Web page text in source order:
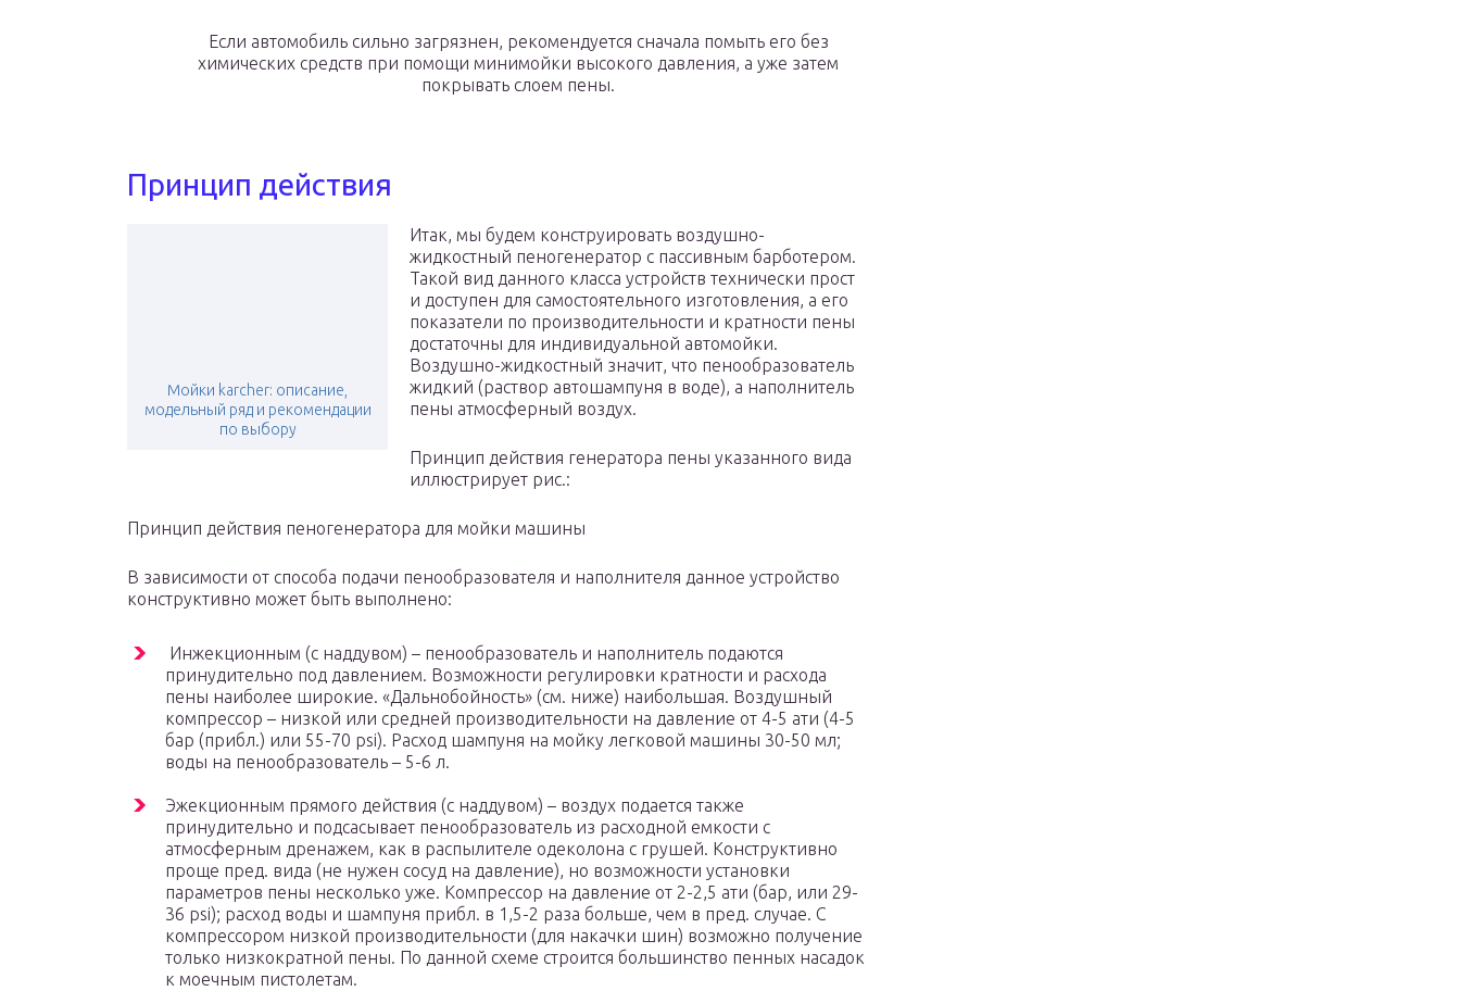
Если автомобиль сильно загрязнен, рекомендуется сначала помыть его без
химических средств при помощи минимойки высокого давления, а уже затем
покрывать слоем пены.
Принцип действия
Мойки karcher: описание,
модельный ряд и рекомендации
по выбору
Итак, мы будем конструировать воздушно-
жидкостный пеногенератор с пассивным барботером.
Такой вид данного класса устройств технически прост
и доступен для самостоятельного изготовления, а его
показатели по производительности и кратности пены
достаточны для индивидуальной автомойки.
Воздушно-жидкостный значит, что пенообразователь
жидкий (раствор автошампуня в воде), а наполнитель
пены атмосферный воздух.
Принцип действия генератора пены указанного вида
иллюстрирует рис.:
Принцип действия пеногенератора для мойки машины
В зависимости от способа подачи пенообразователя и наполнителя данное устройство
конструктивно может быть выполнено:
Инжекционным (с наддувом) – пенообразователь и наполнитель подаются
принудительно под давлением. Возможности регулировки кратности и расхода
пены наиболее широкие. «Дальнобойность» (см. ниже) наибольшая. Воздушный
компрессор – низкой или средней производительности на давление от 4-5 ати (4-5
бар (прибл.) или 55-70 psi). Расход шампуня на мойку легковой машины 30-50 мл;
воды на пенообразователь – 5-6 л.
Эжекционным прямого действия (с наддувом) – воздух подается также
принудительно и подсасывает пенообразователь из расходной емкости с
атмосферным дренажем, как в распылителе одеколона с грушей. Конструктивно
проще пред. вида (не нужен сосуд на давление), но возможности установки
параметров пены несколько уже. Компрессор на давление от 2-2,5 ати (бар, или 29-
36 psi); расход воды и шампуня прибл. в 1,5-2 раза больше, чем в пред. случае. С
компрессором низкой производительности (для накачки шин) возможно получение
только низкократной пены. По данной схеме строится большинство пенных насадок
к моечным пистолетам.